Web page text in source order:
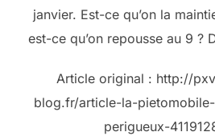
janvier. Est-ce qu’on la
est-ce qu’on repousse au 9
Article original : http://
blog.fr/article-la-
perigueux-